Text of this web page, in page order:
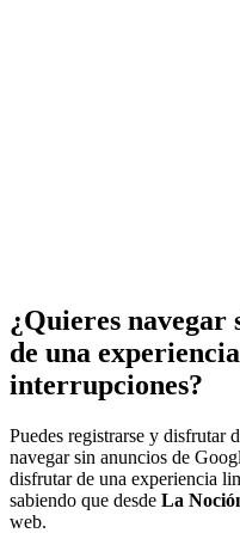
¿Quieres
de una
interrupciones?
Puedes registrarse y disfrutar
navegar sin anuncios de
disfrutar de una experiencia
sabiendo que desde La
web.